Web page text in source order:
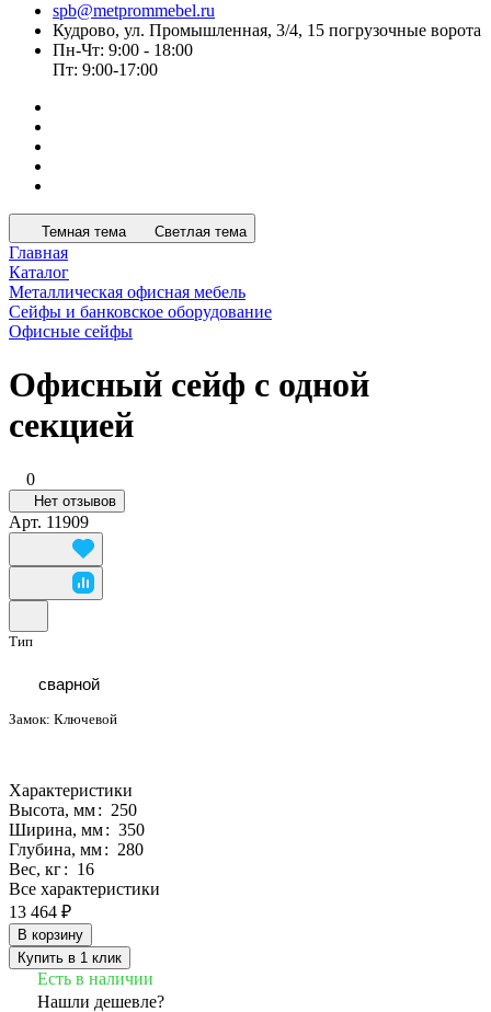
spb@metprommebel.ru
Кудрово, ул. Промышленная, 3/4, 15 погрузочные ворота
Пн-Чт: 9:00 - 18:00
Пт: 9:00-17:00
Темная тема Светлая тема
Главная
Каталог
Металлическая офисная мебель
Сейфы и банковское оборудование
Офисные сейфы
Офисный сейф с одной
секцией
0
Нет отзывов
Арт. 11909
Тип
сварной
Замок: Ключевой
Характеристики
Высота, мм: 250
Ширина, мм: 350
Глубина, мм: 280
Вес, кг: 16
Все характеристики
13 464 ₽
В корзину
Купить в 1 клик
Есть в наличии
Нашли дешевле?